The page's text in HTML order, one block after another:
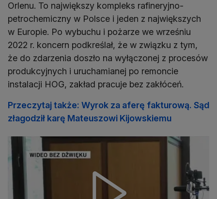
Orlenu. To największy kompleks rafineryjno-
petrochemiczny w Polsce i jeden z największych
w Europie. Po wybuchu i pożarze we wrześniu
2022 r. koncern podkreślał, że w związku z tym,
że do zdarzenia doszło na wyłączonej z procesów
produkcyjnych i uruchamianej po remoncie
instalacji HOG, zakład pracuje bez zakłóceń.
Przeczytaj także: Wyrok za aferę fakturową. Sąd
złagodził karę Mateuszowi Kijowskiemu